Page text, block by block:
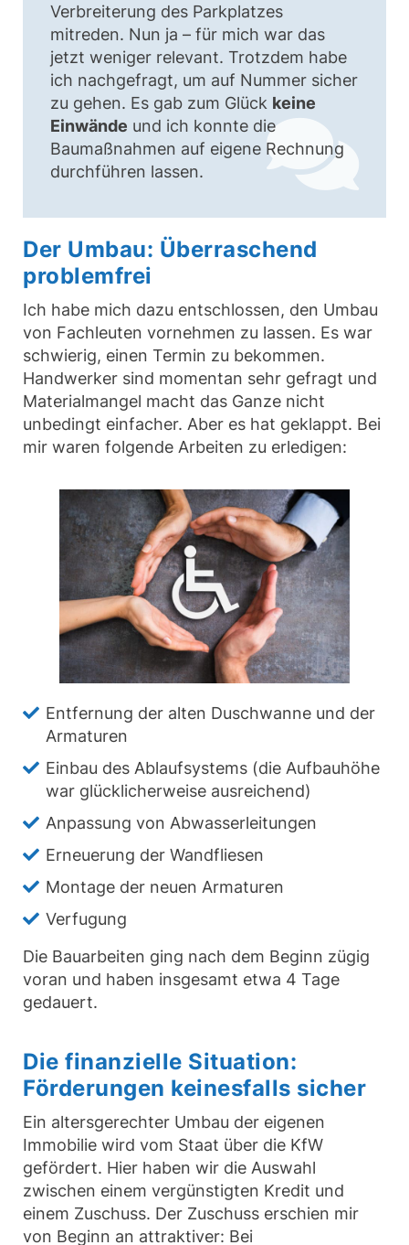
Verbreiterung des Parkplatzes
mitreden. Nun ja – für mich war das
jetzt weniger relevant. Trotzdem habe
ich nachgefragt, um auf Nummer sicher
zu gehen. Es gab zum Glück keine
Einwände und ich konnte die
Baumaßnahmen auf eigene Rechnung
durchführen lassen.
Der Umbau: Überraschend
problemfrei
Ich habe mich dazu entschlossen, den Umbau
von Fachleuten vornehmen zu lassen. Es war
schwierig, einen Termin zu bekommen.
Handwerker sind momentan sehr gefragt und
Materialmangel macht das Ganze nicht
unbedingt einfacher. Aber es hat geklappt. Bei
mir waren folgende Arbeiten zu erledigen:
Entfernung der alten Duschwanne und der
Armaturen
Einbau des Ablaufsystems (die Aufbauhöhe
war glücklicherweise ausreichend)
Anpassung von Abwasserleitungen
Erneuerung der Wandfliesen
Montage der neuen Armaturen
Verfugung
Die Bauarbeiten ging nach dem Beginn zügig
voran und haben insgesamt etwa 4 Tage
gedauert.
Die finanzielle Situation:
Förderungen keinesfalls sicher
Ein altersgerechter Umbau der eigenen
Immobilie wird vom Staat über die KfW
gefördert. Hier haben wir die Auswahl
zwischen einem vergünstigten Kredit und
einem Zuschuss. Der Zuschuss erschien mir
von Beginn an attraktiver: Bei